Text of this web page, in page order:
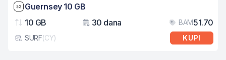
Brzina mreže: 5G
Guernsey 10 GB
Podaci
10 GB
Važenje
30 dana BAM51.70
Tip eSIM kartice
SURF(CY) KUPI